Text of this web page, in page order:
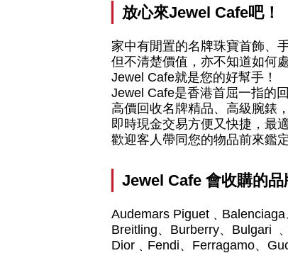
放心來Jewel Cafe吧！
家中有閒置的名牌珠寶首飾、
但不清楚價值，亦不知道如何
Jewel Cafe就是您的好幫手！
Jewel Cafe是香港首屈一指的
高價回收名牌精品、高級腕錶，
即時現金交易方便又快捷，最
歡迎客人帶同您的物品前來鑑定
Jewel Cafe 會收購的
Audemars Piguet﹑Balenciaga
Breitling、Burberry、Bulgari
Dior﹑Fendi、Ferragamo、